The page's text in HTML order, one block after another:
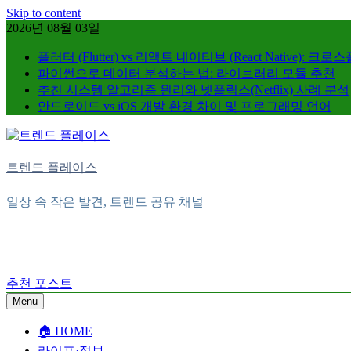
Skip to content
2026년 08월 03일
플러터 (Flutter) vs 리액트 네이티브 (React Native): 크로
파이썬으로 데이터 분석하는 법: 라이브러리 모듈 추천
추천 시스템 알고리즘 원리와 넷플릭스(Netflix) 사례 분석
안드로이드 vs iOS 개발 환경 차이 및 프로그래밍 언어
트렌드 플레이스
일상 속 작은 발견, 트렌드 공유 채널
추천 포스트
Menu
🏠︎ HOME